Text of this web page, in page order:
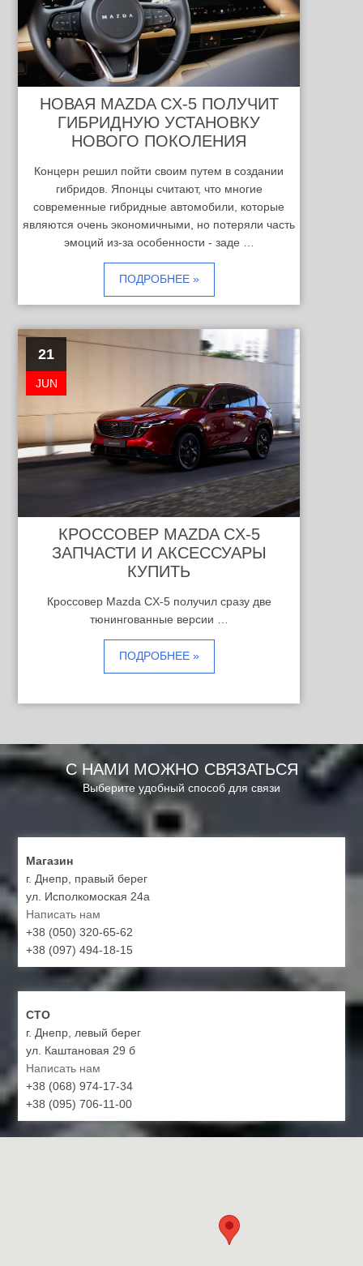
НОВАЯ MAZDA CX-5 ПОЛУЧИТ
ГИБРИДНУЮ УСТАНОВКУ
НОВОГО ПОКОЛЕНИЯ
Концерн решил пойти своим путем в создании
гибридов. Японцы считают, что многие
современные гибридные автомобили, которые
являются очень экономичными, но потеряли часть
эмоций из-за особенности - заде …
ПОДРОБНЕЕ »
21
JUN
КРОССОВЕР MAZDA CX-5
ЗАПЧАСТИ И АКСЕССУАРЫ
КУПИТЬ
Кроссовер Mazda CX-5 получил сразу две
тюнингованные версии …
ПОДРОБНЕЕ »
С НАМИ МОЖНО СВЯЗАТЬСЯ
Выберите удобный способ для связи
Магазин
г. Днепр, правый берег
ул. Исполкомоская 24а
Написать нам
+38 (050) 320-65-62
+38 (097) 494-18-15
СТО
г. Днепр, левый берег
ул. Каштановая 29 б
Написать нам
+38 (068) 974-17-34
+38 (095) 706-11-00